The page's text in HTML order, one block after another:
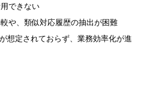
できない
や、類似対応履歴の抽出が困難
想定されておらず、業務効率化が進